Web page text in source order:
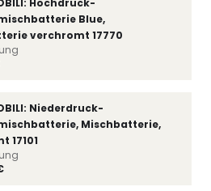
Hochdruck-
Blue,
verchromt 17770
Niederdruck-
Mischbatterie,
17101